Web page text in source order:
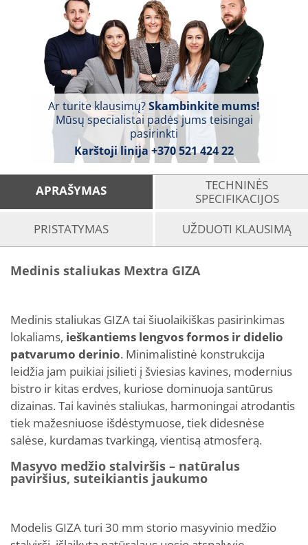
Ar turite klausimų?Skambinkite mums!
Mūsų specialistai padės jums teisingai
pasirinkti
Karštoji linija +370 521 424 22
APRAŠYMAS
TECHNINĖS
SPECIFIKACIJOS
PRISTATYMAS
UŽDUOTI KLAUSIMĄ
Medinis staliukas Mextra GIZA
Medinis staliukas GIZA tai šiuolaikiškas pasirinkimas
lokaliams, ieškantiems lengvos formos ir didelio
patvarumo derinio. Minimalistinė konstrukcija
leidžia jam puikiai įsilieti į šviesias kavines, modernius
bistro ir kitas erdves, kuriose dominuoja santūrus
dizainas. Tai kavinės staliukas, harmoningai atrodantis
tiek mažesniuose išdėstymuose, tiek didesnėse
salėse, kurdamas tvarkingą, vientisą atmosferą.
Masyvo medžio stalviršis – natūralus
paviršius, suteikiantis jaukumo
Modelis GIZA turi 30 mm storio masyvinio medžio